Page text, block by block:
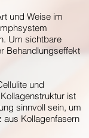
und Weise im
Um sichtbare
Behandlungseffekt
und
ist
sinnvoll sein, um
aus Kollagenfasern